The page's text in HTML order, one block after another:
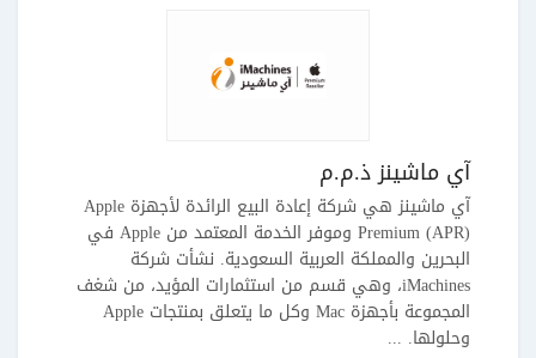
آي ماشينز ذ.م.م
آي ماشينز هي شركة إعادة البيع الرائدة لأجهزة Apple
Premium (APR) وموفر الخدمة المعتمد من Apple في
البحرين والمملكة العربية السعودية. نشأت شركة
iMachines، وهي قسم من استثمارات المؤيد، من شغف
المجموعة بأجهزة Mac وكل ما يتعلق بمنتجات Apple
وحلولها. ...